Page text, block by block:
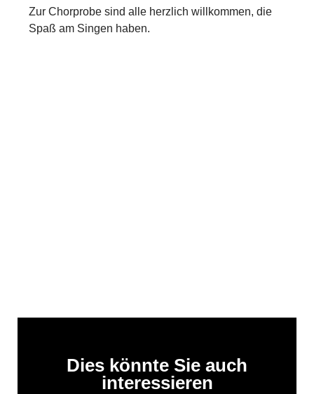
Zur Chorprobe sind alle herzlich willkommen, die
Spaß am Singen haben.
Dies könnte Sie auch
interessieren